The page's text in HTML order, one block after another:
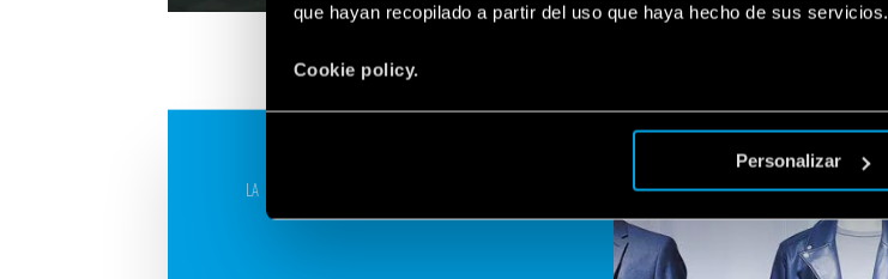
que hayan recopilado a partir del uso que haya hecho de sus servicios.
Cookie policy.
Personalizar
LA ILUMINACIÓN DE LOS ESCAPARATES, SÓLO